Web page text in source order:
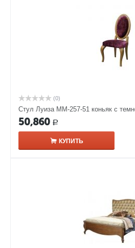
(0)
Стул Луиза ММ-257-51 коньяк с
50,860 Р
КУПИТЬ